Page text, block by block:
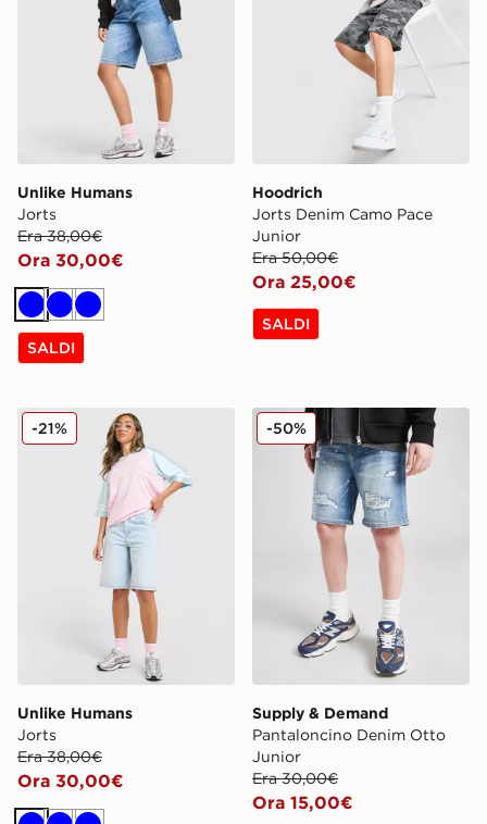
Unlike Humans
Jorts
Era 38,00€
Ora 30,00€
BluBluBlu
SALDI
Hoodrich
Jorts Denim Camo Pace
Junior
Era 50,00€
Ora 25,00€
SALDI
Unlike Humans Jorts
Unlike Humans
Jorts
Era 38,00€
Ora 30,00€
-21% Supply & Demand
Supply & Demand
Pantaloncino Denim Otto
Junior
Era 30,00€
Ora 15,00€
-50%